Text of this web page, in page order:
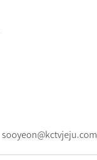
sooyeon@kctvjeju.com